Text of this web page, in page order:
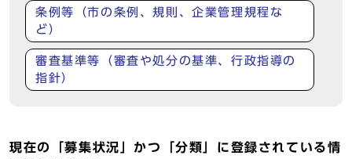
条例等（市の条例、規則、企業管理規程な
ど）
審査基準等（審査や処分の基準、行政指導の
指針）
現在の「募集状況」かつ「分類」に登録されている情